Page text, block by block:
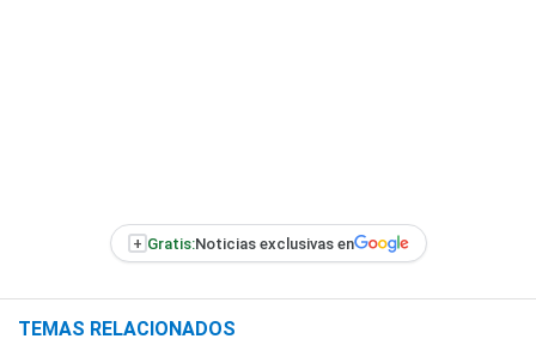
+ Gratis:Noticias exclusivas en
TEMAS RELACIONADOS